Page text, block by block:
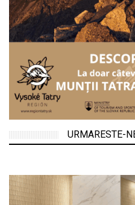
URMARESTE-